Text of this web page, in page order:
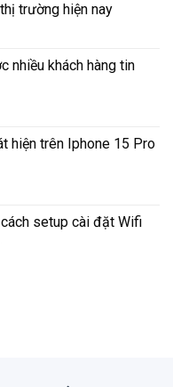
trường hiện nay
nhiều khách hàng tin
hiện trên Iphone 15 Pro
setup cài đặt Wifi